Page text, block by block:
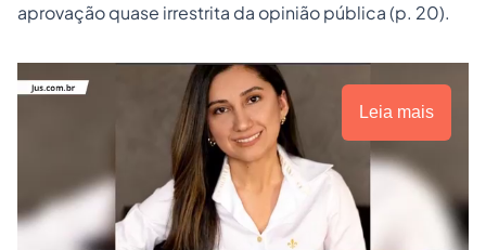
aprovação quase irrestrita da opinião pública (p. 20).
Leia mais